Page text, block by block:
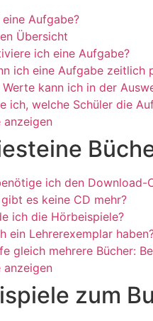
Aufgabe?
Übersicht
ich eine Aufgabe?
ich eine Aufgabe zeitlich
Werte kann ich in der
ich, welche Schüler die
anzeigen
ich den Download-
es keine CD mehr?
ich die Hörbeispiele?
ein Lehrerexemplar
gleich mehrere Bücher:
anzeigen
zum